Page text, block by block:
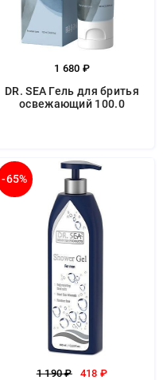
1 680 ₽
DR. SEA Гель для бритья
освежающий 100.0
-65%
1 190 ₽ 418 ₽